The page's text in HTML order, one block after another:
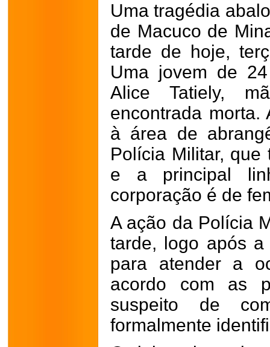
Uma tragédia
de Macuco de
tarde de hoje,
Uma jovem de
Alice Tatiely,
encontrada morta.
à área de
Polícia Militar,
e a principal
corporação é de
A ação da Polícia
tarde, logo após
para atender a
acordo com as
suspeito de
formalmente